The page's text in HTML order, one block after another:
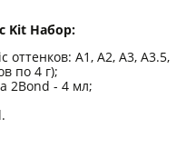
Kit Набор:
A1, A2, A3, A3.5,
по 4 г);
2Bond - 4 мл;